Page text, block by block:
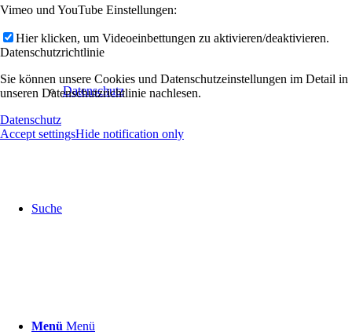
Datenschutz
Suche
Menü Menü
Vimeo und YouTube Einstellungen:
Hier klicken, um Videoeinbettungen zu aktivieren/deaktivieren.
Datenschutzrichtlinie
Sie können unsere Cookies und Datenschutzeinstellungen im Detail in
unseren Datenschutzrichtlinie nachlesen.
Datenschutz
Accept settingsHide notification only